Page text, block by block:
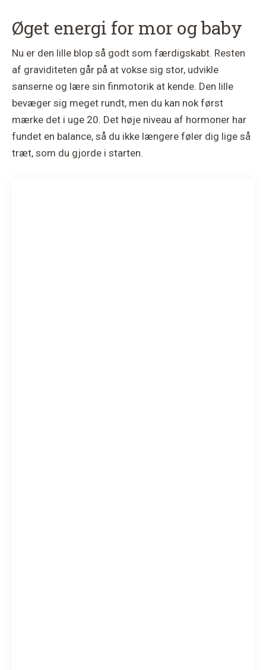
Øget energi for mor og baby
Nu er den lille blop så godt som færdigskabt. Resten
af graviditeten går på at vokse sig stor, udvikle
sanserne og lære sin finmotorik at kende. Den lille
bevæger sig meget rundt, men du kan nok først
mærke det i uge 20. Det høje niveau af hormoner har
fundet en balance, så du ikke længere føler dig lige så
træt, som du gjorde i starten.